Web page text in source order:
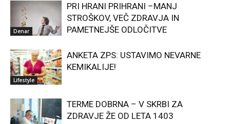
Denar
PRI HRANI PRIHRANI –MANJ
STROŠKOV, VEČ ZDRAVJA IN
PAMETNEJŠE ODLOČITVE
Lifestyle
ANKETA ZPS: USTAVIMO NEVARNE
KEMIKALIJE!
TERME DOBRNA – V SKRBI ZA
ZDRAVJE ŽE OD LETA 1403